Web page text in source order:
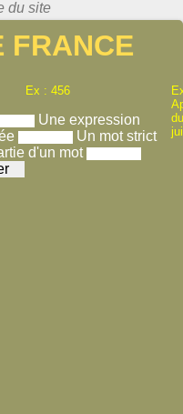
FRANCE
Ex : 456
Une expression
Un mot strict
d'un mot